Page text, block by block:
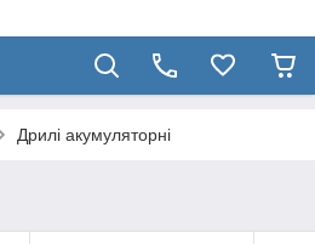
Дрилі акумуляторні